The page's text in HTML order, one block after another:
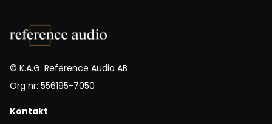
© K.A.G. Reference Audio AB
Org nr: 556195-7050
Kontakt